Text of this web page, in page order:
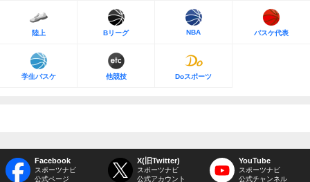
陸上 Bリーグ NBA バスケ代表
学生バスケ 他競技 Doスポーツ
Facebook
スポーツナビ
公式ページ
X(旧Twitter)
スポーツナビ
公式アカウント
YouTube
スポーツナビ
公式チャンネル